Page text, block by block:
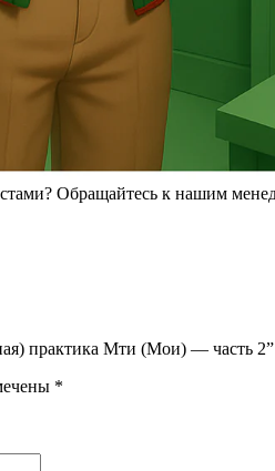
практика Мти (Мои) — часть 2”
*